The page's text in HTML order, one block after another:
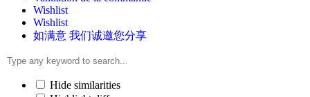
Wishlist
Wishlist
如满意 我们诚邀您分享
Hide similarities